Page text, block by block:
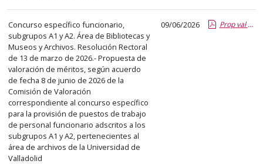
Concurso específico funcionario,
subgrupos A1 y A2. Área de Bibliotecas y
Museos y Archivos. Resolución Rectoral
de 13 de marzo de 2026.- Propuesta de
valoración de méritos, según acuerdo
de fecha 8 de junio de 2026 de la
Comisión de Valoración
correspondiente al concurso específico
para la provisión de puestos de trabajo
de personal funcionario adscritos a los
subgrupos A1 y A2, pertenecientes al
área de archivos de la Universidad de
Valladolid
09/06/2026 Prop val meritos con plantilla.pdf.pdf